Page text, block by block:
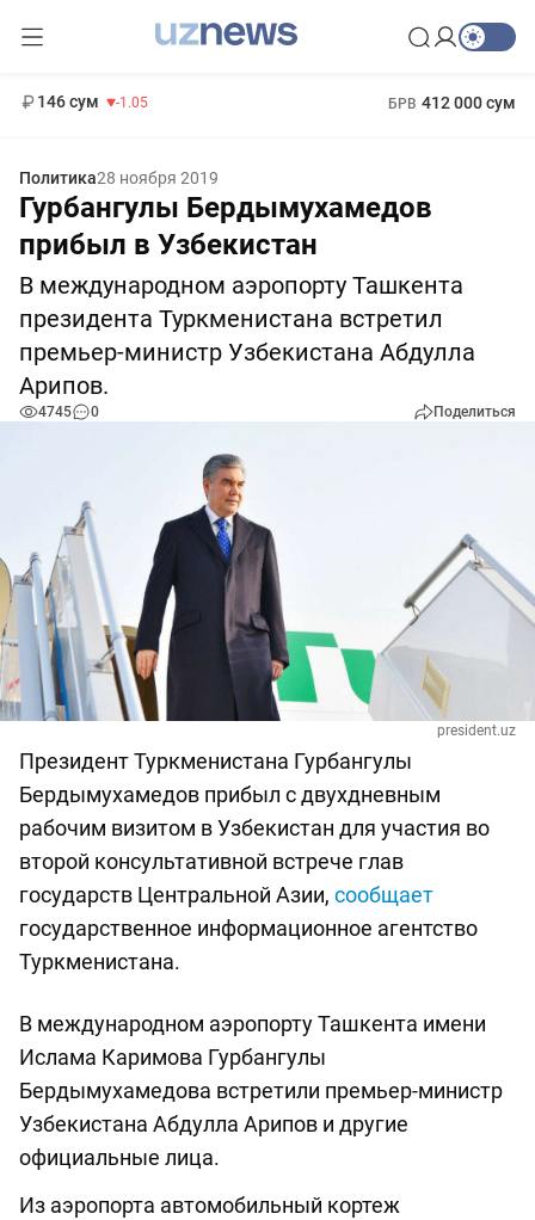
146 сум -1.05 БРВ 412 000 сум
Политика28 ноября 2019
Гурбангулы Бердымухамедов
прибыл в Узбекистан
В международном аэропорту Ташкента
президента Туркменистана встретил
премьер-министр Узбекистана Абдулла
Арипов.
4745 0 Поделиться
president.uz
Президент Туркменистана Гурбангулы
Бердымухамедов прибыл с двухдневным
рабочим визитом в Узбекистан для участия во
второй консультативной встрече глав
государств Центральной Азии, сообщает
государственное информационное агентство
Туркменистана.
В международном аэропорту Ташкента имени
Ислама Каримова Гурбангулы
Бердымухамедова встретили премьер-министр
Узбекистана Абдулла Арипов и другие
официальные лица.
Из аэропорта автомобильный кортеж